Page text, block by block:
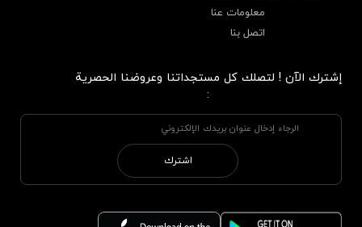
معلومات عنا
اتصل بنا
إشترك الآن ! لتصلك كل مستجداتنا وعروضنا الحصرية
:
اشترك